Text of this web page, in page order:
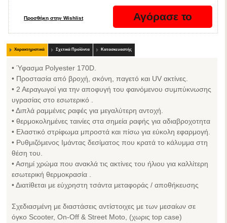
Χαρακτηριστικά Σχετικά Προϊόντα Κατασκευαστής
• Ύφασμα Polyester 170D.
• Προστασία από βροχή, σκόνη, παγετό και UV ακτίνες.
• 2 Αεραγωγοί για την αποφυγή του φαινόμενου συμπύκνωσης
υγρασίας στο εσωτερικό .
• Διπλά ραμμένες ραφές για μεγαλύτερη αντοχή.
• θερμοκολημένες ταινίες στα σημεία ραφής για αδιαβροχοτητα
• Ελαστικό στρίφωμα μπροστά και πίσω για εύκολη εφαρμογή.
• Ρυθμιζόμενος Ιμάντας δεσίματος που κρατά το κάλυμμα στη
θέση του.
• Ασημί χρώμα που ανακλά τις ακτίνες του ήλιου για καλλίτερη
εσωτερική θερμοκρασία .
• Διατίθεται με εύχρηστη τσάντα μεταφοράς / αποθήκευσης
Σχεδιασμένη με διαστάσεις αντίστοιχες με των μεσαίων σε
όγκο Scooter, On-Off & Street Moto, (χωρις top case)